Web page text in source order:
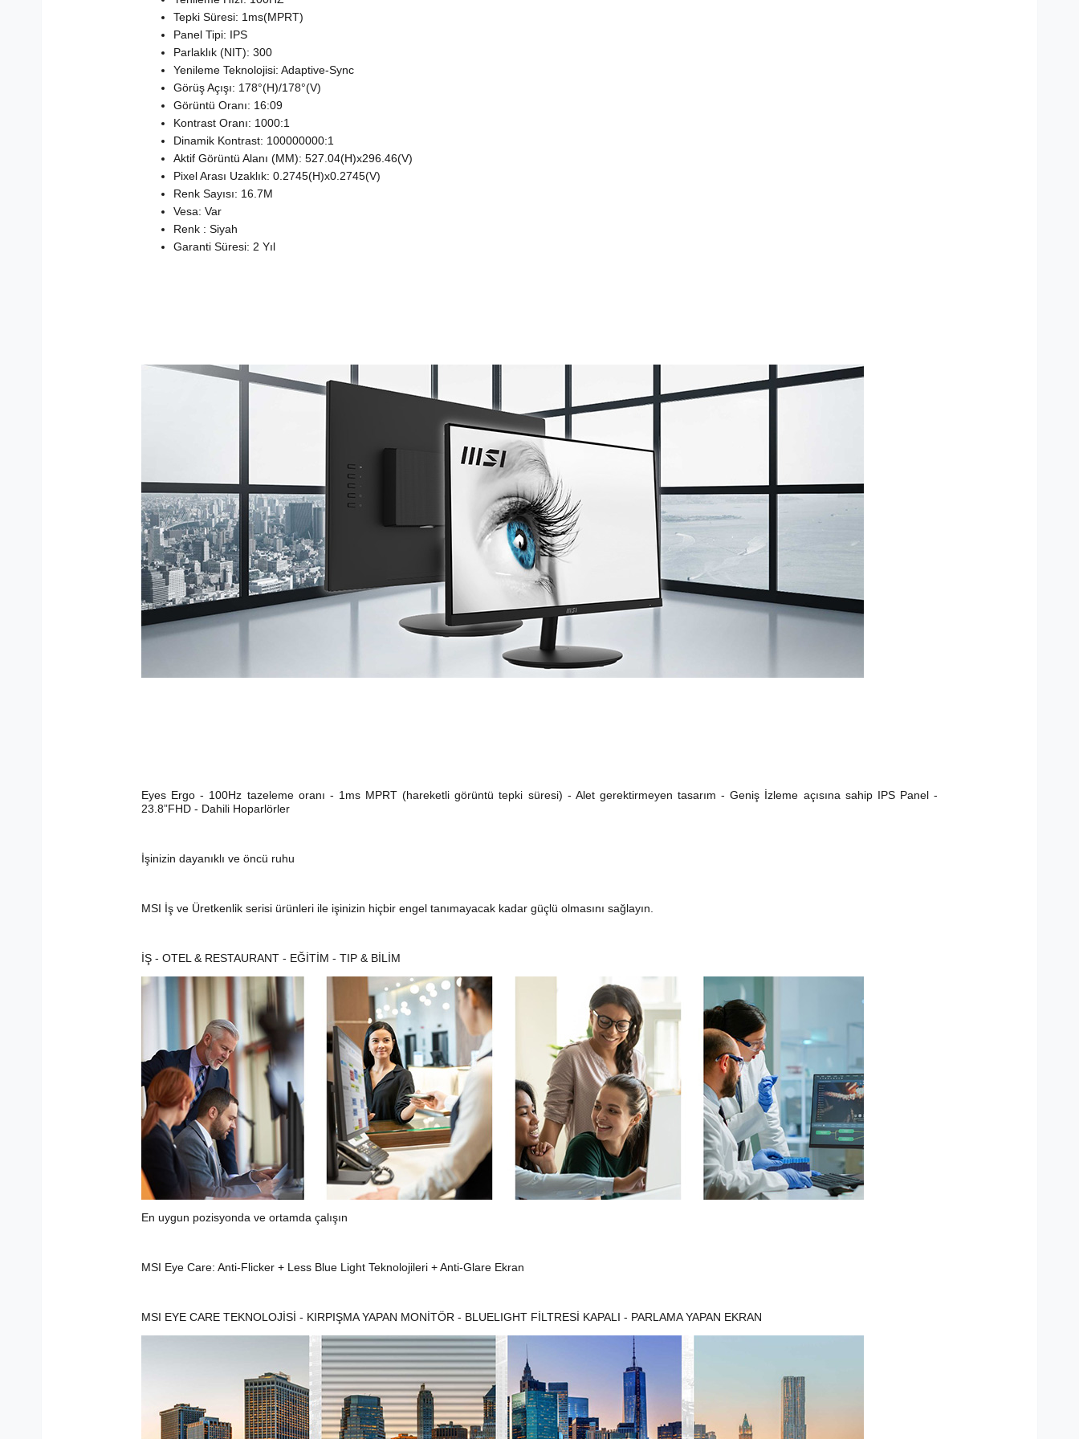
Tepki Süresi: 1ms(MPRT)
Panel Tipi: IPS
Parlaklık (NIT): 300
Yenileme Teknolojisi: Adaptive-Sync
Görüş Açışı: 178°(H)/178°(V)
Görüntü Oranı: 16:09
Kontrast Oranı: 1000:1
Dinamik Kontrast: 100000000:1
Aktif Görüntü Alanı (MM): 527.04(H)x296.46(V)
Pixel Arası Uzaklık: 0.2745(H)x0.2745(V)
Renk Sayısı: 16.7M
Vesa: Var
Renk : Siyah
Garanti Süresi: 2 Yıl
Eyes Ergo - 100Hz tazeleme oranı - 1ms MPRT (hareketli görüntü tepki süresi) - Alet gerektirmeyen tasarım - Geniş İzleme açısına sahip IPS Panel -
23.8”FHD - Dahili Hoparlörler
İşinizin dayanıklı ve öncü ruhu
MSI İş ve Üretkenlik serisi ürünleri ile işinizin hiçbir engel tanımayacak kadar güçlü olmasını sağlayın.
İŞ - OTEL & RESTAURANT - EĞİTİM - TIP & BİLİM
En uygun pozisyonda ve ortamda çalışın
MSI Eye Care: Anti-Flicker + Less Blue Light Teknolojileri + Anti-Glare Ekran
MSI EYE CARE TEKNOLOJİSİ - KIRPIŞMA YAPAN MONİTÖR - BLUELIGHT FİLTRESİ KAPALI - PARLAMA YAPAN EKRAN